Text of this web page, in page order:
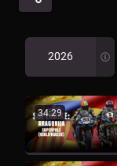
2026
34:29